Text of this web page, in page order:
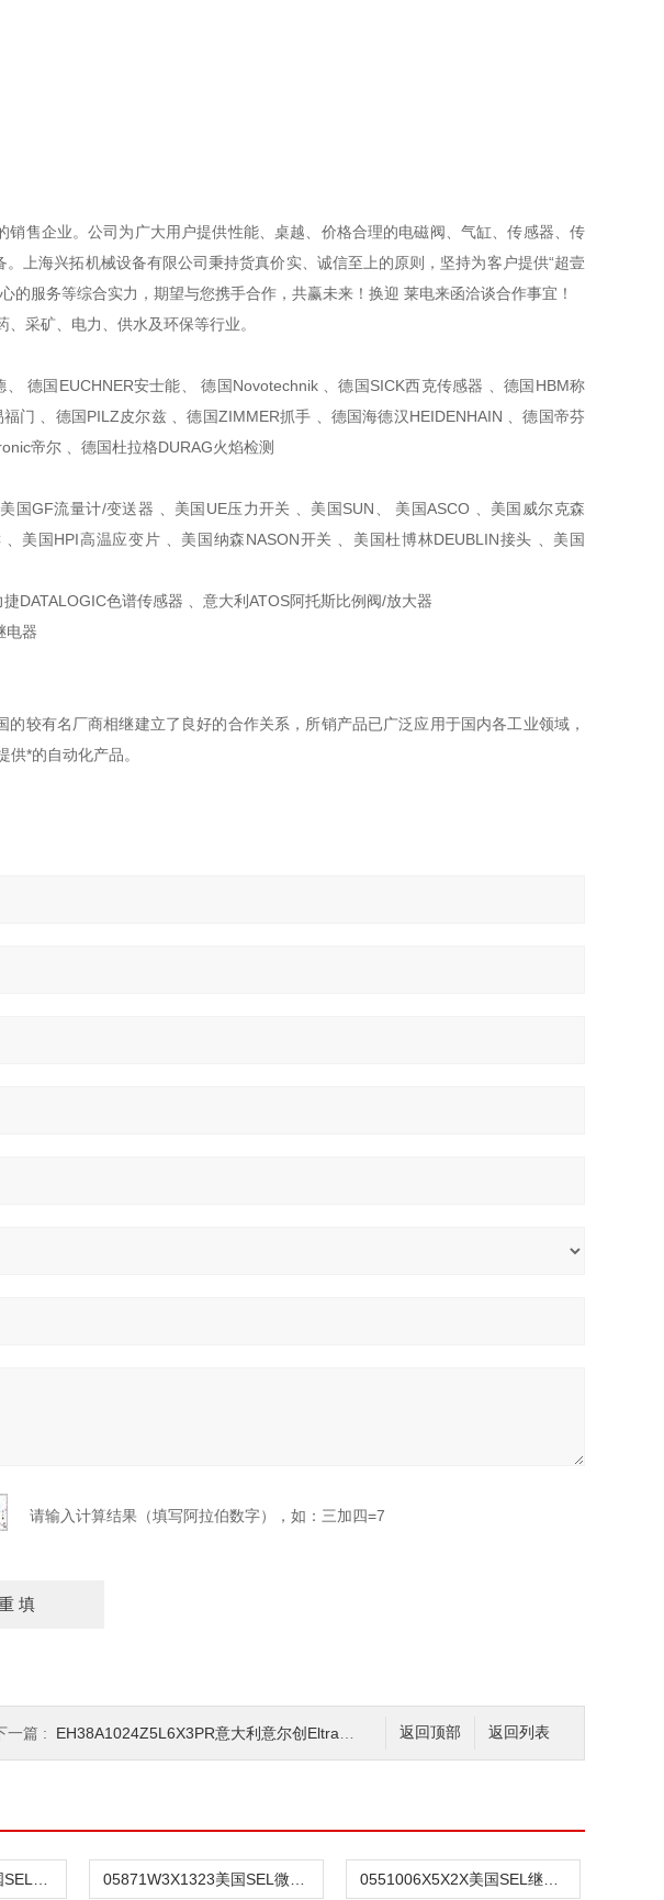
销售企业。公司为广大用户提供性能、桌越、价格合理的电磁阀、气缸、传感器、传
上海兴拓机械设备有限公司秉持货真价实、诚信至上的原则，坚持为客户提供“超壹
服务等综合实力，期望与您携手合作，共赢未来！换迎 莱电来函洽谈合作事宜！
采矿、电力、供水及环保等行业。
德国EUCHNER安士能、 德国Novotechnik 、德国SICK西克传感器 、德国HBM称
门 、德国PILZ皮尔兹 、德国ZIMMER抓手 、德国海德汉HEIDENHAIN 、德国帝芬
帝尔 、德国杜拉格DURAG火焰检测
国GF流量计/变送器 、美国UE压力开关 、美国SUN、 美国ASCO 、美国威尔克森
美国HPI高温应变片 、美国纳森NASON开关 、美国杜博林DEUBLIN接头 、美国
DATALOGIC色谱传感器 、意大利ATOS阿托斯比例阀/放大器
电器
较有名厂商相继建立了良好的合作关系，所销产品已广泛应用于国内各工业领域，
*的自动化产品。
请输入计算结果（填写阿拉伯数字），如：三加四=7
返回列表
返回顶部
一篇 : EH38A1024Z5L6X3PR意大利意尔创Eltra编码器我司现货